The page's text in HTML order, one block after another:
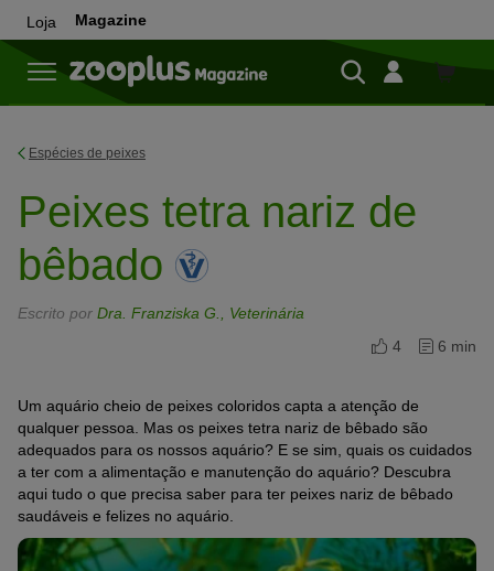
Loja Magazine
Loja
Espécies de peixes
Peixes tetra nariz de
bêbado
Escrito por Dra. Franziska G., Veterinária
4
6 min
Um aquário cheio de peixes coloridos capta a atenção de
qualquer pessoa. Mas os peixes tetra nariz de bêbado são
adequados para os nossos aquário? E se sim, quais os cuidados
a ter com a alimentação e manutenção do aquário? Descubra
aqui tudo o que precisa saber para ter peixes nariz de bêbado
saudáveis e felizes no aquário.